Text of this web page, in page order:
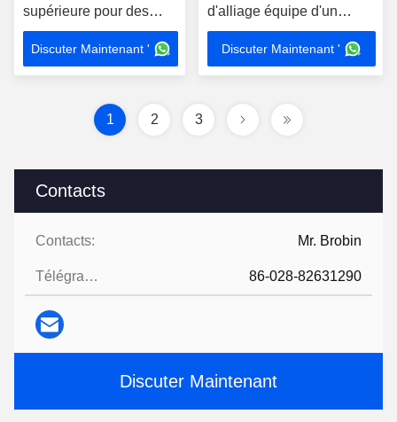
Contacts
Contacts: Mr. Brobin
Télégramme: 86-028-82631290
Discuter Maintenant
supérieure pour des
performances
constantes
Discuter Maintenant '
d'alliage équipe d'un
gicleur pour le forage de
pétrole
Discuter Maintenant '
1 2 3